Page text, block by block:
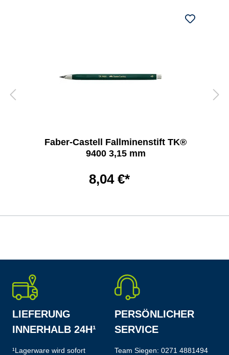
Faber-Castell Fallminenstift TK®
9400 3,15 mm
8,04 €*
LIEFERUNG
INNERHALB 24H¹
¹Lagerware wird sofort
PERSÖNLICHER
SERVICE
Team Siegen: 0271 4881494